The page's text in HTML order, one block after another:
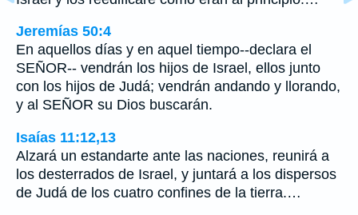
Jeremías 50:4
En aquellos días y en aquel tiempo--declara el
SEÑOR-- vendrán los hijos de Israel, ellos junto
con los hijos de Judá; vendrán andando y llorando,
y al SEÑOR su Dios buscarán.
Isaías 11:12,13
Alzará un estandarte ante las naciones, reunirá a
los desterrados de Israel, y juntará a los dispersos
de Judá de los cuatro confines de la tierra.…